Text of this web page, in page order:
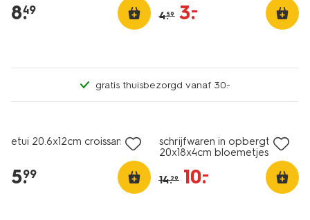
8.
49 4.59 3.
–
gratis thuisbezorgd vanaf 30.-
etui 20.6x12cm croissant
5.
99
nieuw
schrijfwaren in opbergtas
20x18x4cm bloemetjes
14.29 10.
–